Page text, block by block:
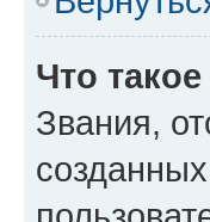
Что
Звания,